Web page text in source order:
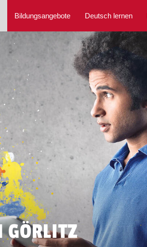
Bildungsangebote Deutsch lernen
GÖRLITZ